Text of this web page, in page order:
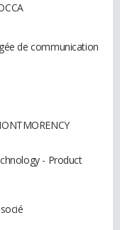
de communication
- Product